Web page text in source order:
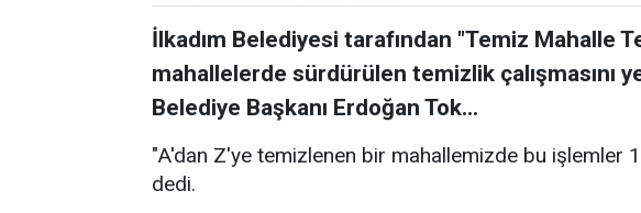
İlkadım Belediyesi tarafından "Temiz Mahalle
mahallelerde sürdürülen temizlik çalışmasını
Belediye Başkanı Erdoğan Tok...
"A'dan Z'ye temizlenen bir mahallemizde bu işlemler
dedi.